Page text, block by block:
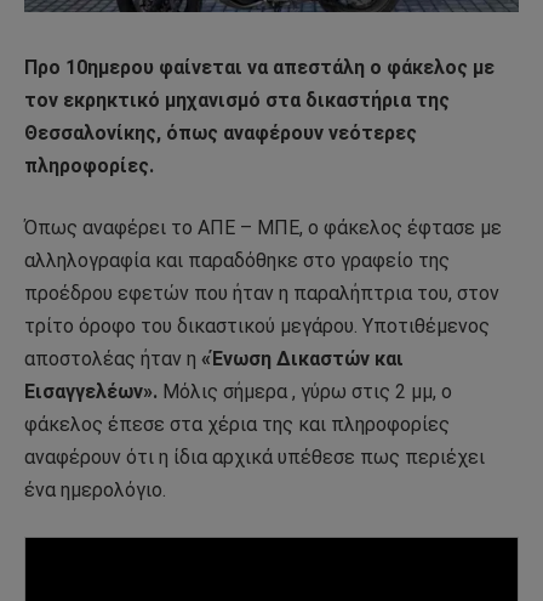
Προ 10ημερου φαίνεται να απεστάλη ο φάκελος με
τον εκρηκτικό μηχανισμό στα δικαστήρια της
Θεσσαλονίκης, όπως αναφέρουν νεότερες
πληροφορίες.
Όπως αναφέρει το ΑΠΕ – ΜΠΕ, ο φάκελος έφτασε με
αλληλογραφία και παραδόθηκε στο γραφείο της
προέδρου εφετών που ήταν η παραλήπτρια του, στον
τρίτο όροφο του δικαστικού μεγάρου. Υποτιθέμενος
αποστολέας ήταν η «Ένωση Δικαστών και
Εισαγγελέων». Μόλις σήμερα , γύρω στις 2 μμ, ο
φάκελος έπεσε στα χέρια της και πληροφορίες
αναφέρουν ότι η ίδια αρχικά υπέθεσε πως περιέχει
ένα ημερολόγιο.